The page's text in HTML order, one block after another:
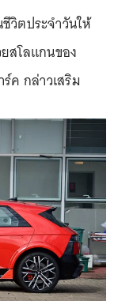
วิตประจำวันให้
สโลแกนของ
ค กล่าวเสริม